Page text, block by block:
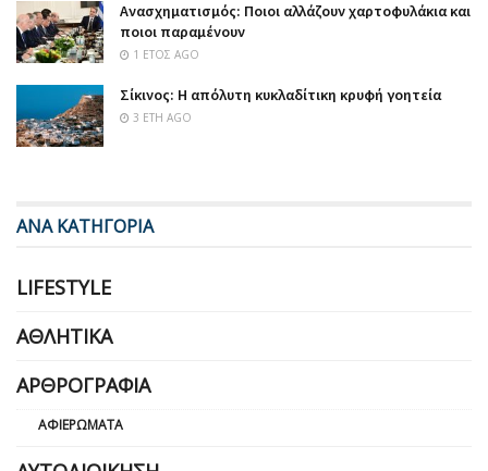
Ανασχηματισμός: Ποιοι αλλάζουν χαρτοφυλάκια και
ποιοι παραμένουν
1 ΈΤΟΣ AGO
Σίκινος: Η απόλυτη κυκλαδίτικη κρυφή γοητεία
3 ΈΤΗ AGO
ΑΝΑ ΚΑΤΗΓΟΡΙΑ
LIFESTYLE
ΑΘΛΗΤΙΚΆ
ΑΡΘΡΟΓΡΑΦΊΑ
ΑΦΙΕΡΏΜΑΤΑ